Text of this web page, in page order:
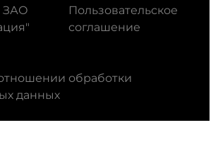
ЗАО
Пользовательское
соглашение
обработки
данных